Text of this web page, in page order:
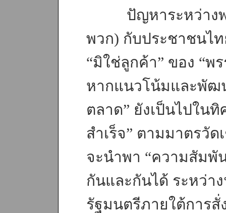
ปัญหาระหว่างพ.
พวก) กับประชาชนไท
“มิใช่ลูกค้า” ของ “พ
หากแนวโน้มและพัฒ
ตลาด” ยังเป็นไปใน
สำเร็จ” ตามมาตรวั
จะนำพา “ความสัมพั
กันและกันได้ ระหว่า
รัฐมนตรีภายใต้การสั่